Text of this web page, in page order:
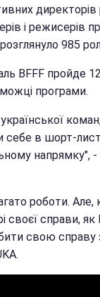
і режисерів
985
BFFF пройде
програми.
себе в шорт-
напрямку", -
роботи. Але,
своєї справи,
свою